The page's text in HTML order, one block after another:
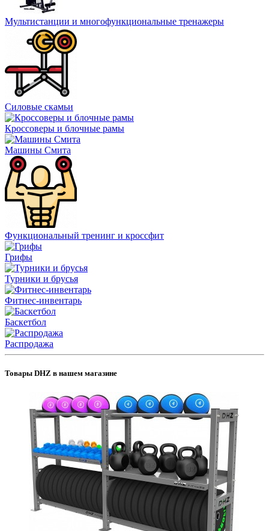
Мультистанции и многофункциональные тренажеры
Силовые скамьи
Кроссоверы и блочные рамы
Машины Смита
Функциональный тренинг и кроссфит
Грифы
Турники и брусья
Фитнес-инвентарь
Баскетбол
Распродажа
Товары DHZ в нашем магазине